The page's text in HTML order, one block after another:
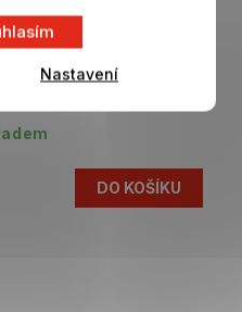
Nastavení
FC Stamford Bridge
DO KOŠÍKU